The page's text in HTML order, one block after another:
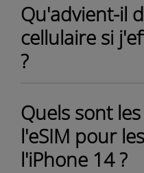
Qu'advient-il
cellulaire si
?
Quels sont
l'eSIM pour
l'iPhone 14 ?